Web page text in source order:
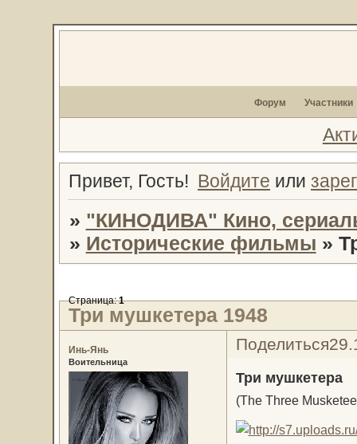
Форум Участники
Привет, Гость! Войдите или
» "КИНОДИВА" Кино,
» Исторические фильмы »
Три мушкетера 1948
Страница:1
Поделиться
Инь-Янь
Воительница
Три мушкетера
(The Three